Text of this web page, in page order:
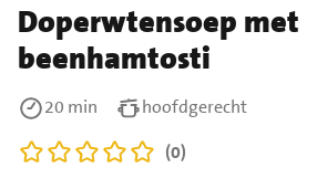
Doperwtensoep met
beenhamtosti
20 min
hoofdgerecht
(0)